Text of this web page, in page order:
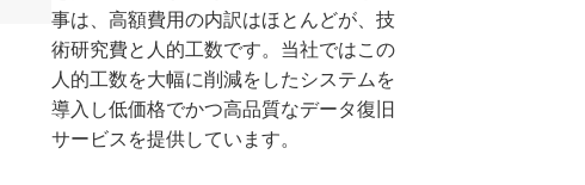
事は、高額費用の内訳はほとんどが、技
術研究費と人的工数です。当社ではこの
人的工数を大幅に削減をしたシステムを
導入し低価格でかつ高品質なデータ復旧
サービスを提供しています。